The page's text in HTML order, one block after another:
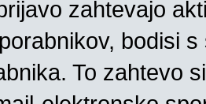
zahtevajo
bodisi
To zahtevo